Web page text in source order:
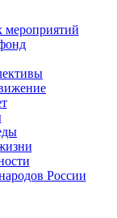
мероприятий
России